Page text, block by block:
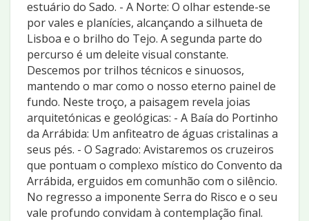
estuário do Sado. - A Norte: O olhar estende-se
por vales e planícies, alcançando a silhueta de
Lisboa e o brilho do Tejo. A segunda parte do
percurso é um deleite visual constante.
Descemos por trilhos técnicos e sinuosos,
mantendo o mar como o nosso eterno painel de
fundo. Neste troço, a paisagem revela joias
arquitetónicas e geológicas: - A Baía do Portinho
da Arrábida: Um anfiteatro de águas cristalinas a
seus pés. - O Sagrado: Avistaremos os cruzeiros
que pontuam o complexo místico do Convento da
Arrábida, erguidos em comunhão com o silêncio.
No regresso a imponente Serra do Risco e o seu
vale profundo convidam à contemplação final.